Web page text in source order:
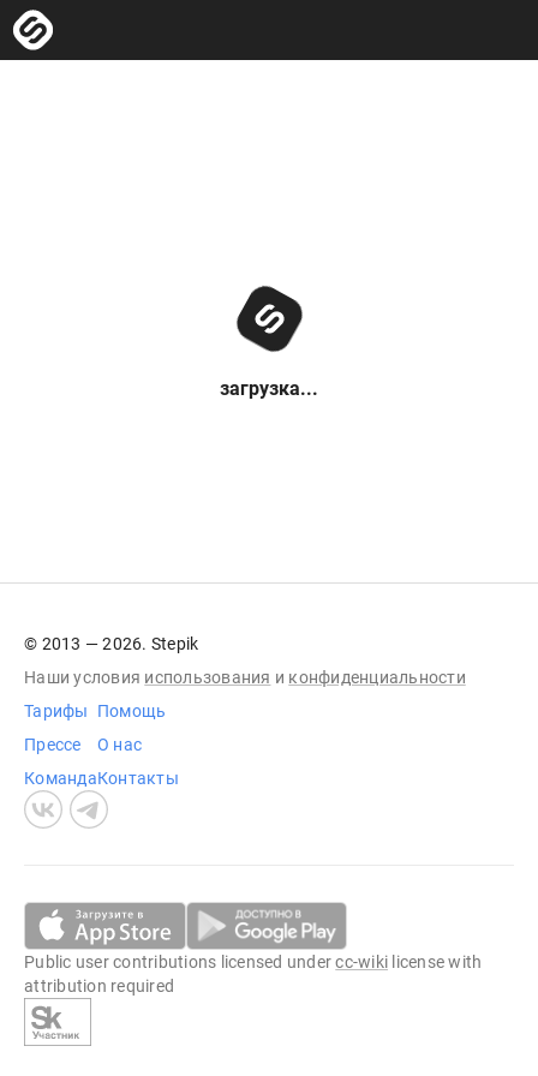
загрузка...
© 2013 — 2026. Stepik
Наши условия использования и конфиденциальности
Тарифы
Прессе
Команда
Помощь
О нас
Контакты
Public user contributions licensed undercc-wiki license with
attribution required